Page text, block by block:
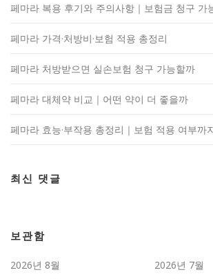
페마라 복용 후기와 주의사항｜보험금 청구 가
페마라 가격·처방비·보험 적용 총정리
페마라 처방받으면 실손보험 청구 가능할까
페마라 대체약 비교｜어떤 약이 더 좋을까
페마라 효능·부작용 총정리｜보험 적용 여부까
최신 댓글
보관함
2026년 8월
2026년 7월